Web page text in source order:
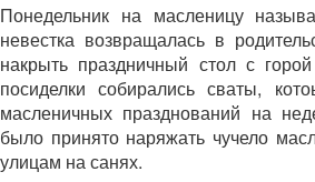
Понедельник на масленицу
невестка возвращалась в
накрыть праздничный стол с
посиделки собирались сваты,
масленичных празднований на
было принято наряжать чучело
улицам на санях.